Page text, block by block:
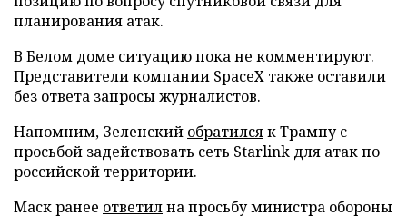
планирования атак.
В Белом доме ситуацию пока не комментируют.
Представители компании SpaceX также оставили
без ответа запросы журналистов.
Напомним, Зеленский обратилсяк Трампу с
просьбой задействовать сеть Starlink для атак по
российской территории.
Маск ранее ответилна просьбу министра обороны